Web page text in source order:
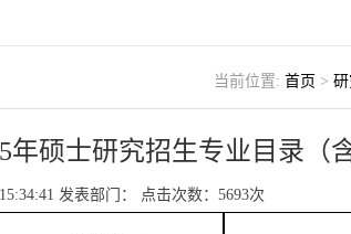
当前位置: 首页 >
硕士研究招生专业目录（
发表部门： 点击次数： 5693次